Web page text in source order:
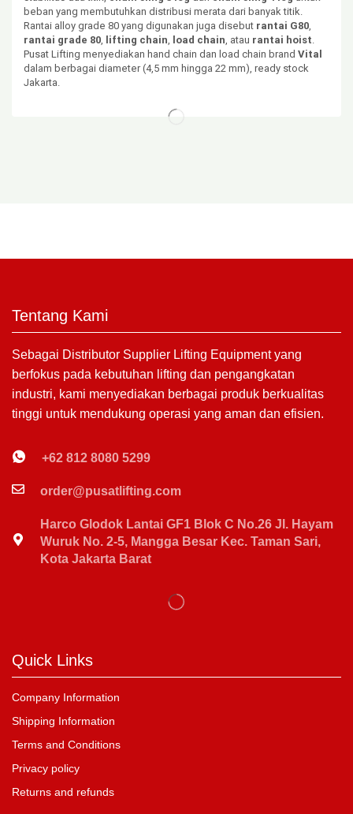
beban yang membutuhkan distribusi merata dari banyak titik.
Rantai alloy grade 80 yang digunakan juga disebut rantai G80,
rantai grade 80, lifting chain, load chain, atau rantai hoist.
Pusat Lifting menyediakan hand chain dan load chain brand Vital
dalam berbagai diameter (4,5 mm hingga 22 mm), ready stock
Jakarta.
Tentang Kami
Sebagai Distributor Supplier Lifting Equipment yang
berfokus pada kebutuhan lifting dan pengangkatan
industri, kami menyediakan berbagai produk berkualitas
tinggi untuk mendukung operasi yang aman dan efisien.
+62 812 8080 5299
order@pusatlifting.com
Harco Glodok Lantai GF1 Blok C No.26 Jl. Hayam
Wuruk No. 2-5, Mangga Besar Kec. Taman Sari,
Kota Jakarta Barat
Quick Links
Company Information
Shipping Information
Terms and Conditions
Privacy policy
Returns and refunds